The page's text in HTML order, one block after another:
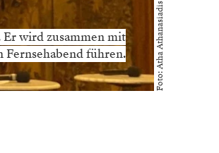
wird zusammen mit
führen.
Foto: Atha Athanasiadis